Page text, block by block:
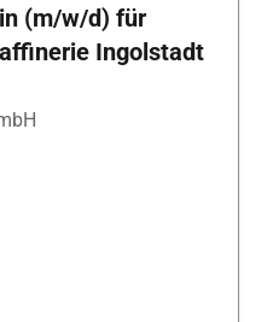
(m/w/d) für
Ingolstadt